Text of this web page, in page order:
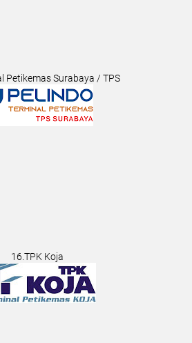
Petikemas Surabaya / TPS
16.TPK Koja